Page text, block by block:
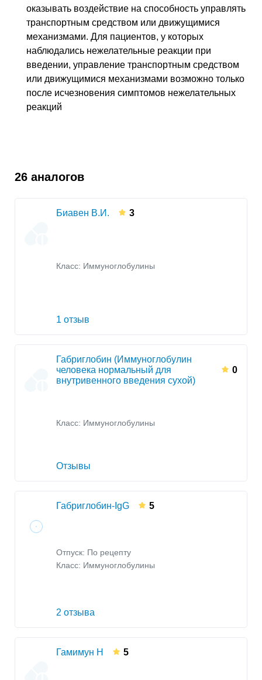
оказывать воздействие на способность управлять
транспортным средством или движущимися
механизмами. Для пациентов, у которых
наблюдались нежелательные реакции при
введении, управление транспортным средством
или движущимися механизмами возможно только
после исчезновения симптомов нежелательных
peaкций
26 аналогов
Биавен В.И. 3
Класс: Иммуноглобулины
1 отзыв
Габриглобин (Иммуноглобулин
человека нормальный для
внутривенного введения сухой)
0
Класс: Иммуноглобулины
Отзывы
Габриглобин-IgG 5
Отпуск: По рецепту
Класс: Иммуноглобулины
2 отзыва
Гамимун Н 5